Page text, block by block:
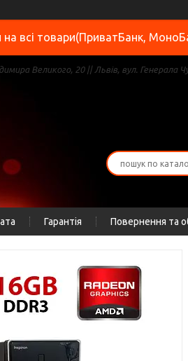
всі товари(ПриватБанк,
Великого, 20 || Львів, вул. Генерала
Гарантія Повернення та